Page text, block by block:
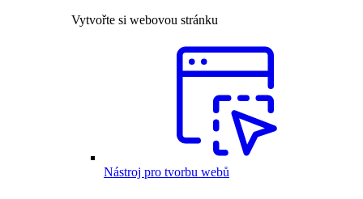
Vytvořte si webovou stránku
Nástroj pro tvorbu webů